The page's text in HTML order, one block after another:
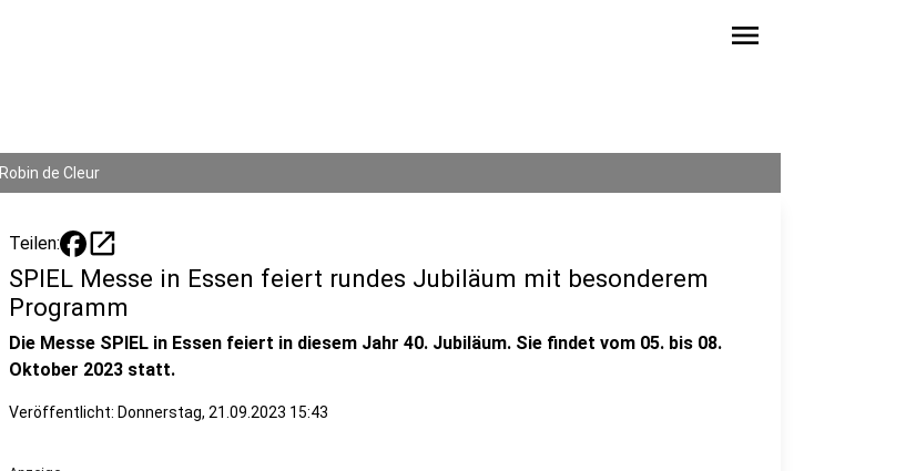
menu
Robin de Cleur
Teilen: open_in_new
SPIEL Messe in Essen feiert rundes Jubiläum mit besonderem
Programm
Die Messe SPIEL in Essen feiert in diesem Jahr 40. Jubiläum. Sie findet vom 05. bis 08.
Oktober 2023 statt.
Veröffentlicht: Donnerstag, 21.09.2023 15:43